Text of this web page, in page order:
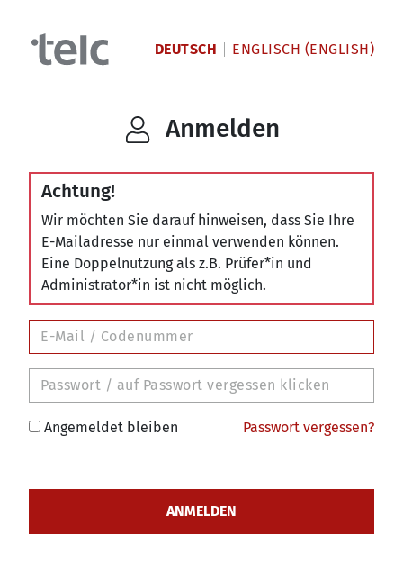
DEUTSCH ENGLISCH (ENGLISH)
Anmelden
Achtung!
Wir möchten Sie darauf hinweisen, dass Sie Ihre
E-Mailadresse nur einmal verwenden können.
Eine Doppelnutzung als z.B. Prüfer*in und
Administrator*in ist nicht möglich.
Angemeldet bleiben Passwort vergessen?